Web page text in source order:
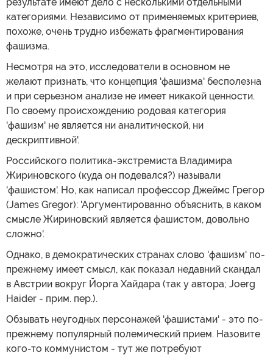
категориями. Независимо от применяемых критериев,
похоже, очень трудно избежать фрагментирования
фашизма.
Несмотря на это, исследователи в основном не
желают признать, что концепция 'фашизма' бесполезна
и при серьезном анализе не имеет никакой ценности.
По своему происхождению родовая категория
'фашизм' не является ни аналитической, ни
дескриптивной'.
Российского политика-экстремиста Владимира
Жириновского (куда он подевался?) называли
'фашистом'. Но, как написал профессор Джеймс Грегор
(James Gregor): 'Аргументированно объяснить, в каком
смысле Жириновский является фашистом, довольно
сложно'.
Однако, в демократических странах слово 'фашизм' по-
прежнему имеет смысл, как показал недавний скандал
в Австрии вокруг Йорга Хайдара (так у автора; Joerg
Haider - прим. пер.).
Обзывать неугодных персонажей 'фашистами' - это по-
прежнему популярный полемический прием. Назовите
кого-то коммунистом - тут же потребуют